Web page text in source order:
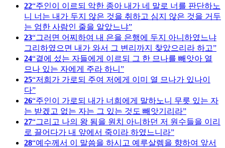
22 주인이 이르되 악한 종아 내가 네 말로 너를 판단하노
니 너는 내가 두지 않은 것을 취하고 심지 않은 것을 거두
는 엄한 사람인 줄을 알았느냐
23 그러면 어찌하여 내 은을 은행에 두지 아니하였느냐
그리하였으면 내가 와서 그 변리까지 찾았으리라 하고
24 곁에 섰는 자들에게 이르되 그 한 므나를 빼앗아 열
므나 있는 자에게 주라 하니
25 저희가 가로되 주여 저에게 이미 열 므나가 있나이
다
26 주인이 가로되 내가 너희에게 말하노니 무릇 있는 자
는 받겠고 없는 자는 그 있는 것도 빼앗기리라
27 그리고 나의 왕 됨을 원치 아니하던 저 원수들을 이리
로 끌어다가 내 앞에서 죽이라 하였느니라
28 예수께서 이 말씀을 하시고 예루살렘을 향하여 앞서